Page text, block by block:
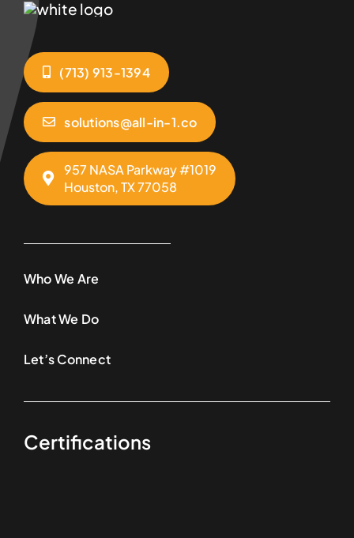
(713) 913-1394
solutions@all-in-1.co
957 NASA Parkway #1019
Houston, TX 77058
Who We Are
What We Do
Let’s Connect
Certifications